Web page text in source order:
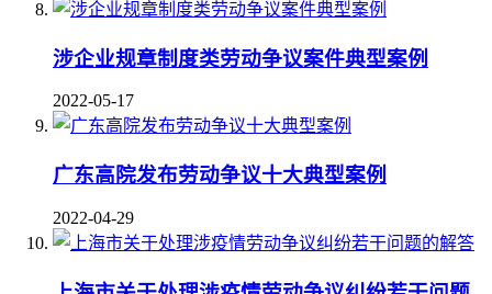
涉企业规章制度类劳动争议案件典型案例
2022-05-17
广东高院发布劳动争议十大典型案例
2022-04-29